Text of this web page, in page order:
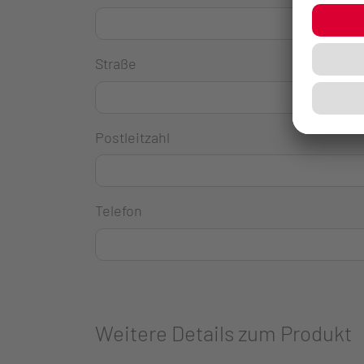
Straße
Postleitzahl
Telefon
Weitere Details zum Produkt